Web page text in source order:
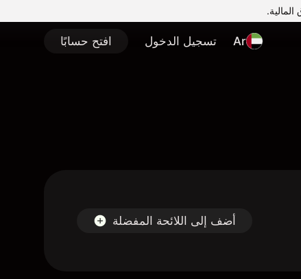
Ar تسجيل الدخول افتح حسابًا
أضف إلى اللائحة المفضلة